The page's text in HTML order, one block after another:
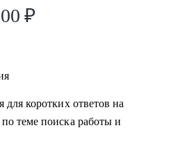
₽
для коротких ответов на
теме поиска работы и